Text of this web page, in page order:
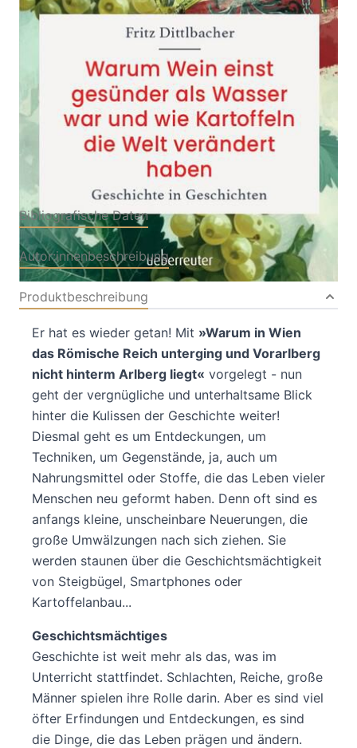
Von Fritz Dittlbacher
Verlag: Carl Ueberreuter
17.10.2024
Buch 184 Seiten
Hardcover
ISBN: 978-3-
80007869-1
Bibliografische Daten
Autor:innenbeschreibung
Produktbeschreibung
Er hat es wieder getan! Mit »Warum in Wien
das Römische Reich unterging und Vorarlberg
nicht hinterm Arlberg liegt« vorgelegt - nun
geht der vergnügliche und unterhaltsame Blick
hinter die Kulissen der Geschichte weiter!
Diesmal geht es um Entdeckungen, um
Techniken, um Gegenstände, ja, auch um
Nahrungsmittel oder Stoffe, die das Leben vieler
Menschen neu geformt haben. Denn oft sind es
anfangs kleine, unscheinbare Neuerungen, die
große Umwälzungen nach sich ziehen. Sie
werden staunen über die Geschichtsmächtigkeit
von Steigbügel, Smartphones oder
Kartoffelanbau...
Geschichtsmächtiges
Geschichte ist weit mehr als das, was im
Unterricht stattfindet. Schlachten, Reiche, große
Männer spielen ihre Rolle darin. Aber es sind viel
öfter Erfindungen und Entdeckungen, es sind
die Dinge, die das Leben prägen und ändern.